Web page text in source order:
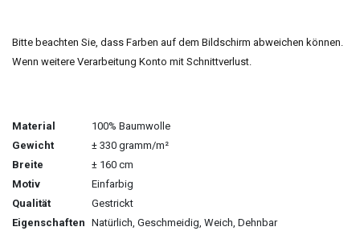
Bitte beachten Sie, dass Farben auf dem Bildschirm abweichen können.
Wenn weitere Verarbeitung Konto mit Schnittverlust.
Material
100% Baumwolle
Gewicht
± 330 gramm/m²
Breite
± 160 cm
Motiv
Einfarbig
Qualität
Gestrickt
Eigenschaften Natürlich, Geschmeidig, Weich, Dehnbar